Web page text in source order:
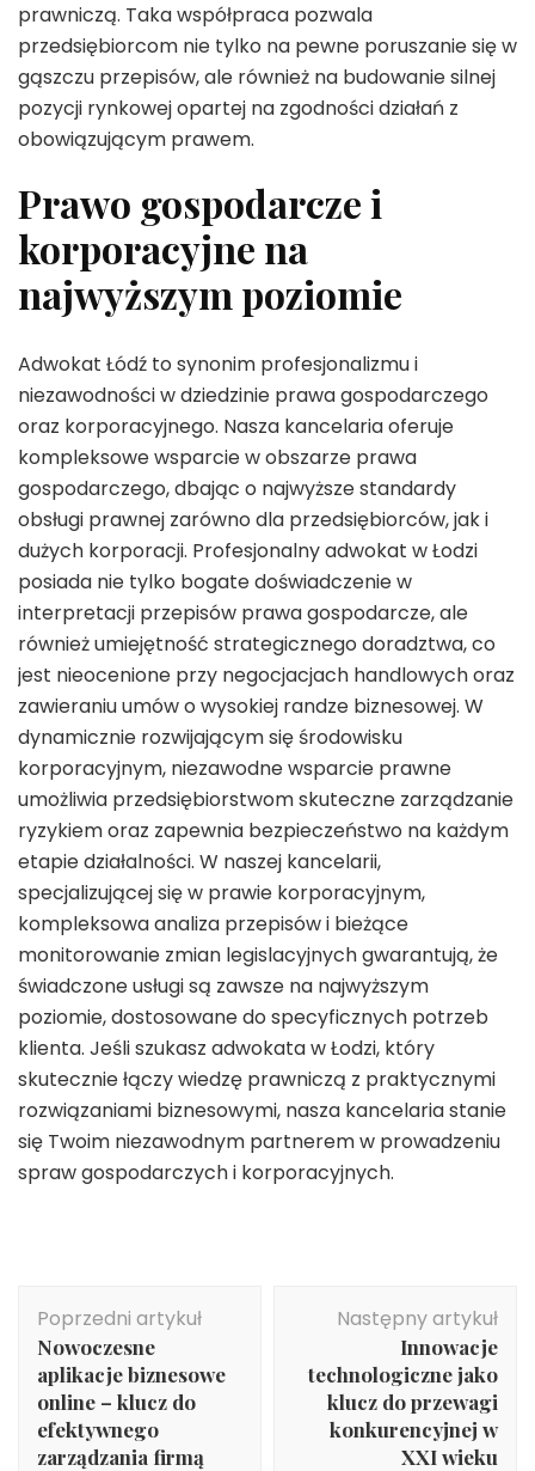
prawniczą. Taka współpraca pozwala
przedsiębiorcom nie tylko na pewne poruszanie się w
gąszczu przepisów, ale również na budowanie silnej
pozycji rynkowej opartej na zgodności działań z
obowiązującym prawem.
Prawo gospodarcze i
korporacyjne na
najwyższym poziomie
Adwokat Łódź to synonim profesjonalizmu i
niezawodności w dziedzinie prawa gospodarczego
oraz korporacyjnego. Nasza kancelaria oferuje
kompleksowe wsparcie w obszarze prawa
gospodarczego, dbając o najwyższe standardy
obsługi prawnej zarówno dla przedsiębiorców, jak i
dużych korporacji. Profesjonalny adwokat w Łodzi
posiada nie tylko bogate doświadczenie w
interpretacji przepisów prawa gospodarcze, ale
również umiejętność strategicznego doradztwa, co
jest nieocenione przy negocjacjach handlowych oraz
zawieraniu umów o wysokiej randze biznesowej. W
dynamicznie rozwijającym się środowisku
korporacyjnym, niezawodne wsparcie prawne
umożliwia przedsiębiorstwom skuteczne zarządzanie
ryzykiem oraz zapewnia bezpieczeństwo na każdym
etapie działalności. W naszej kancelarii,
specjalizującej się w prawie korporacyjnym,
kompleksowa analiza przepisów i bieżące
monitorowanie zmian legislacyjnych gwarantują, że
świadczone usługi są zawsze na najwyższym
poziomie, dostosowane do specyficznych potrzeb
klienta. Jeśli szukasz adwokata w Łodzi, który
skutecznie łączy wiedzę prawniczą z praktycznymi
rozwiązaniami biznesowymi, nasza kancelaria stanie
się Twoim niezawodnym partnerem w prowadzeniu
spraw gospodarczych i korporacyjnych.
wpisu
Poprzedni artykuł
Nowoczesne
aplikacje biznesowe
online – klucz do
efektywnego
zarządzania firmą
Następny artykuł
Innowacje
technologiczne jako
klucz do przewagi
konkurencyjnej w
XXI wieku